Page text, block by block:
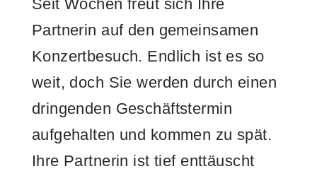
Seit Wochen freut sich Ihre
Partnerin auf den gemeinsamen
Konzertbesuch. Endlich ist es so
weit, doch Sie werden durch einen
dringenden Geschäftstermin
aufgehalten und kommen zu spät.
Ihre Partnerin ist tief enttäuscht